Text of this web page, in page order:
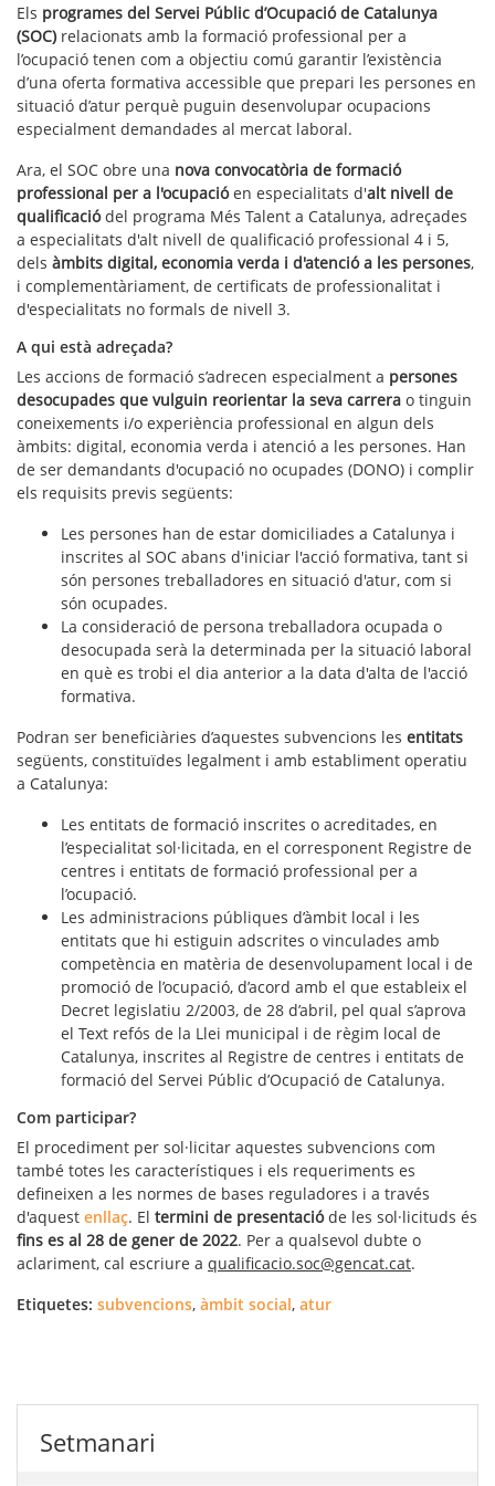
Els programes del Servei Públic d’Ocupació de Catalunya
(SOC) relacionats amb la formació professional per a
l’ocupació tenen com a objectiu comú garantir l’existència
d’una oferta formativa accessible que prepari les persones en
situació d’atur perquè puguin desenvolupar ocupacions
especialment demandades al mercat laboral.
Ara, el SOC obre una nova convocatòria de formació
professional per a l'ocupacióen especialitats d'alt nivell de
qualificaciódel programa Més Talent a Catalunya, adreçades
a especialitats d'alt nivell de qualificació professional 4 i 5,
dels àmbits digital, economia verda i d'atenció a les persones,
i complementàriament, de certificats de professionalitat i
d'especialitats no formals de nivell 3.
A qui està adreçada?
Les accions de formació s’adrecen especialment a persones
desocupades que vulguin reorientar la seva carrera o tinguin
coneixements i/o experiència professional en algun dels
àmbits: digital, economia verda i atenció a les persones. Han
de ser demandants d'ocupació no ocupades (DONO) i complir
els requisits previs següents:
Les persones han de estar domiciliades a Catalunya i
inscrites al SOC abans d'iniciar l'acció formativa, tant si
són persones treballadores en situació d'atur, com si
són ocupades.
La consideració de persona treballadora ocupada o
desocupada serà la determinada per la situació laboral
en què es trobi el dia anterior a la data d'alta de l'acció
formativa.
Podran ser beneficiàries d’aquestes subvencions les entitats
següents, constituïdes legalment i amb establiment operatiu
a Catalunya:
Les entitats de formació inscrites o acreditades, en
l’especialitat sol·licitada, en el corresponent Registre de
centres i entitats de formació professional per a
l’ocupació.
Les administracions públiques d’àmbit local i les
entitats que hi estiguin adscrites o vinculades amb
competència en matèria de desenvolupament local i de
promoció de l’ocupació, d’acord amb el que estableix el
Decret legislatiu 2/2003, de 28 d’abril, pel qual s’aprova
el Text refós de la Llei municipal i de règim local de
Catalunya, inscrites al Registre de centres i entitats de
formació del Servei Públic d’Ocupació de Catalunya.
Com participar?
El procediment per sol·licitar aquestes subvencions com
també totes les característiques i els requeriments es
defineixen a les normes de bases reguladores i a través
d'aquest enllaç. El termini de presentacióde les sol·licituds és
fins es al 28 de gener de 2022. Per a qualsevol dubte o
aclariment, cal escriure a qualificacio.soc@gencat.cat.
Etiquetes: subvencions, àmbit social, atur
Setmanari